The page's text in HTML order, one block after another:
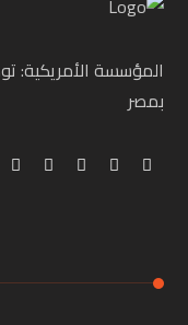
المؤسسة الأمريكية:
بمصر